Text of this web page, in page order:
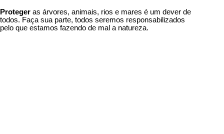
Proteger as árvores, animais, rios e mares é um dever de
todos. Faça sua parte, todos seremos responsabilizados
pelo que estamos fazendo de mal a natureza.